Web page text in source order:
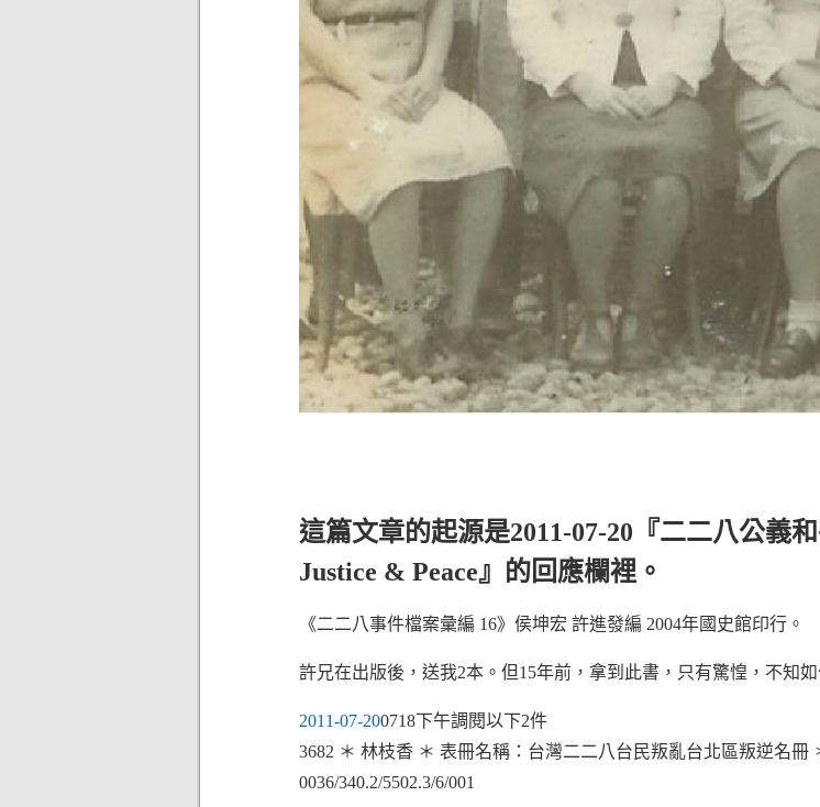
這篇文章的起源是2011-07-20 『二二八公義
Justice & Peace』的回應欄裡。
《二二八事件檔案彙編 16》侯坤宏 許進發編 2004年國史館印行。
許兄在出版後，送我2本。但15年前，拿到此書，只有驚惶，不知
2011-07-200718下午調閱以下2件
3682 ＊ 林枝香 ＊ 表冊名稱：台灣二二八台民叛亂台北區叛逆名
0036/340.2/5502.3/6/001